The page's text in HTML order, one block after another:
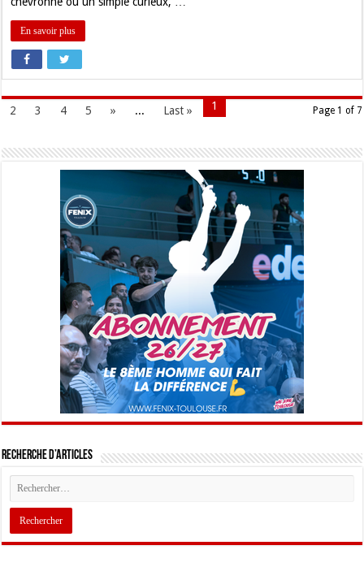
En savoir plus
Page 1 of 7
1
2 3 4 5 » ... Last »
Recherche d’articles